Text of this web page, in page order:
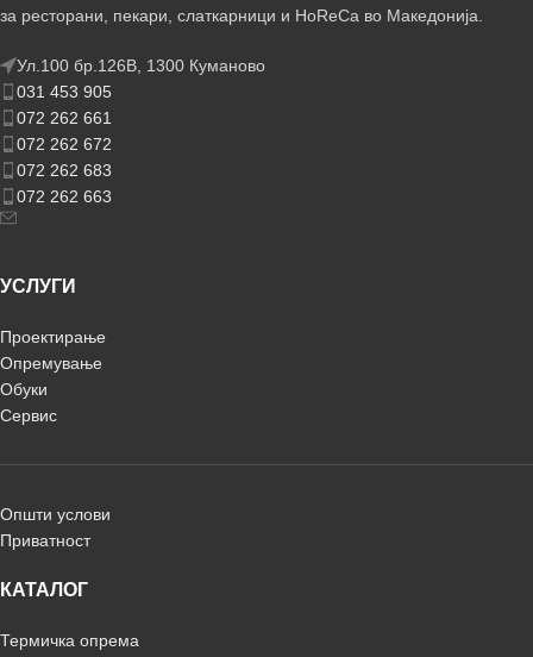
за ресторани, пекари, слаткарници и HoReCa во Македонија.
Ул.100 бр.126В, 1300 Куманово
031 453 905
072 262 661
072 262 672
072 262 683
072 262 663
УСЛУГИ
Проектирање
Опремување
Обуки
Сервис
Општи услови
Приватност
КАТАЛОГ
Термичка опрема